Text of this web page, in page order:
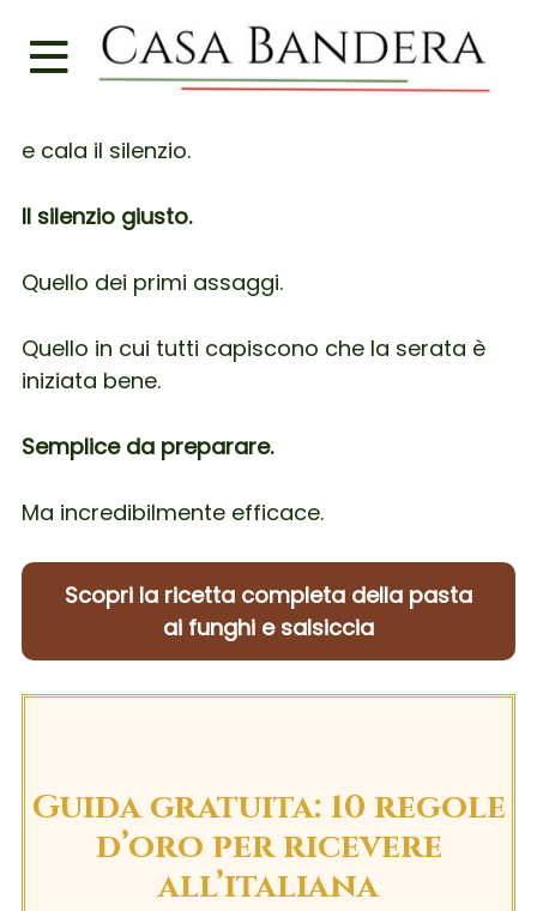
Confortevole.
Lo metti al centro della tavola…
e cala il silenzio.
Il silenzio giusto.
Quello dei primi assaggi.
Quello in cui tutti capiscono che la serata è
iniziata bene.
Semplice da preparare.
Ma incredibilmente efficace.
Scopri la ricetta completa della pasta
ai funghi e salsiccia
Guida gratuita: 10 regole
d’oro per ricevere
all’italiana